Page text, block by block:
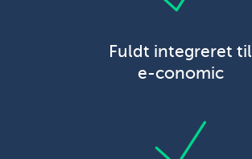
Fuldt integreret til
e-conomic